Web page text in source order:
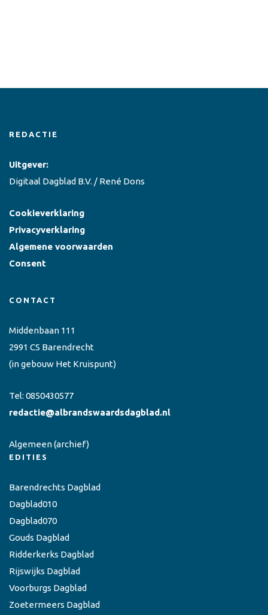
REDACTIE
Uitgever:
Digitaal Dagblad B.V. / René Dons
Cookieverklaring
Privacyverklaring
Algemene voorwaarden
Consent
CONTACT
Middenbaan 111
2991 CS Barendrecht
(in gebouw Het Kruispunt)
Tel: 0850430577
redactie@albrandswaardsdagblad.nl
Algemeen(archief)
EDITIES
Barendrechts Dagblad
Dagblad010
Dagblad070
Gouds Dagblad
Ridderkerks Dagblad
Rijswijks Dagblad
Voorburgs Dagblad
Zoetermeers Dagblad